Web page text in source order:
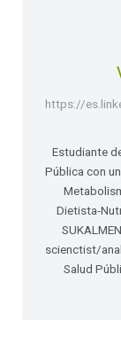
https://
Estudiante
Pública con
Dietista-
scienctist/
Salud